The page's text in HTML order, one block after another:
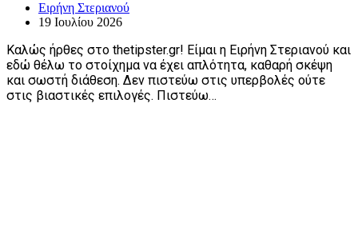
Ειρήνη Στεριανού
19 Ιουλίου 2026
Καλώς ήρθες στο thetipster.gr! Είμαι η Ειρήνη Στεριανού και
εδώ θέλω το στοίχημα να έχει απλότητα, καθαρή σκέψη
και σωστή διάθεση. Δεν πιστεύω στις υπερβολές ούτε
στις βιαστικές επιλογές. Πιστεύω…